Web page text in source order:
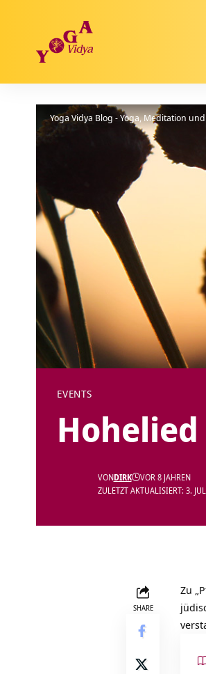
Yoga Vidya Blog - Yoga, Meditation
EVENTS
ZULETZT AKTUALISIERT: 3.
VONDIRK VOR 8 JAHREN
SHARE
Zu